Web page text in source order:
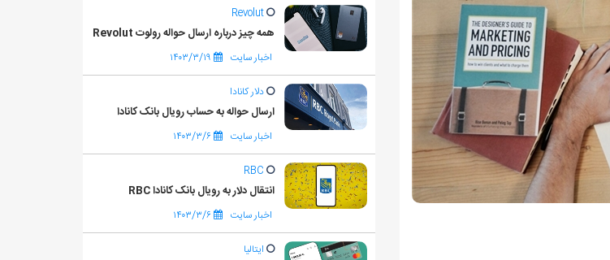
Revolut
همه چیز درباره ارسال حواله رولوت Revolut
اخبار سایت ۱۴۰۳/۳/۱۹
دلار کانادا
ارسال حواله به حساب رویال بانک کانادا
اخبار سایت ۱۴۰۳/۳/۶
RBC
انتقال دلار به رویال بانک کانادا RBC
اخبار سایت ۱۴۰۳/۳/۶
ایتالیا